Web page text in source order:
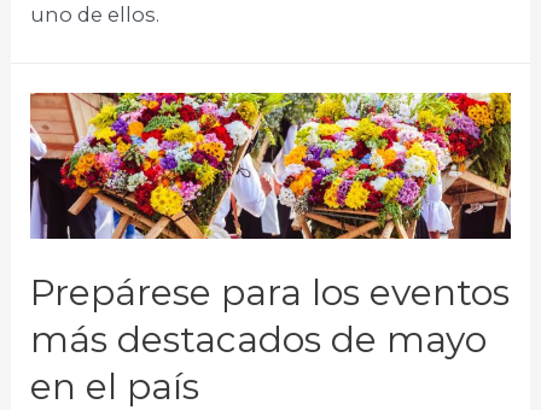
uno de ellos.
Prepárese para los eventos
más destacados de mayo
en el país